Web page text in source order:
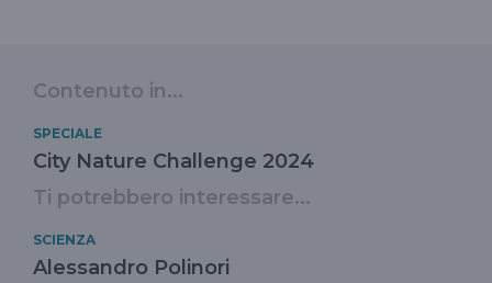
Contenuto in...
SPECIALE
City Nature Challenge 2024
Ti potrebbero interessare...
SCIENZA
Alessandro Polinori